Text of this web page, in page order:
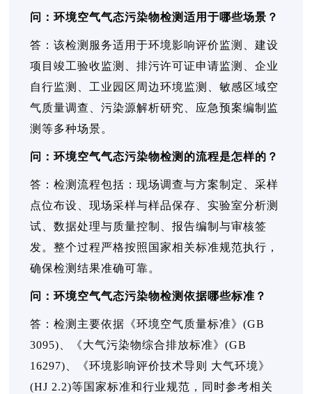
问：环境空气气态污染物检测适用于哪些场景？
答：该检测服务适用于环境影响评价监测、建设
项目竣工验收监测、排污许可证申请监测、企业
自行监测、工业园区周边环境监测、敏感区域空
气质量调查、污染源解析研究、应急预案编制监
测等多种场景。
问：环境空气气态污染物检测的流程是怎样的？
答：检测流程包括：现场调查与方案制定、采样
点位布设、现场采样与样品保存、实验室分析测
试、数据处理与质量控制、报告编制与审核签
发。整个过程严格按照国家相关标准规范执行，
确保检测结果准确可靠。
问：环境空气气态污染物检测依据哪些标准？
答：检测主要依据《环境空气质量标准》(GB
3095)、《大气污染物综合排放标准》(GB
16297)、《环境影响评价技术导则 大气环境》
(HJ 2.2)等国家标准和行业规范，同时参考相关